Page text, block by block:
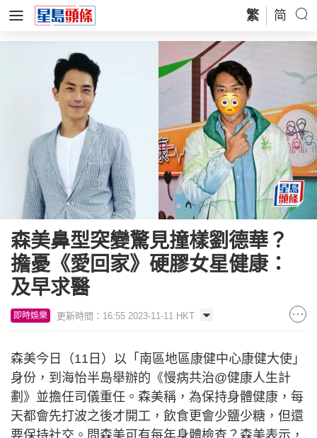
繁 简
森美鼻型突變驚見撞樣劉德華？
擔憂《愛回家》硬膠女星健康：
及早求醫
即時娛樂 更新時間：16:55 2023-11-11 HKT
森美今日（11日）以「南區地區康健中心康健大使」
身份，到海怡半島舉辦的《慢病共治@健康人生計
劃》並擔任司儀重任。森美稱，為保持身體健康，每
天都會先打波之後才開工，飲食更會少鹽少糖，但還
要保持社交。問森美可有每年身體檢查？森美表示，